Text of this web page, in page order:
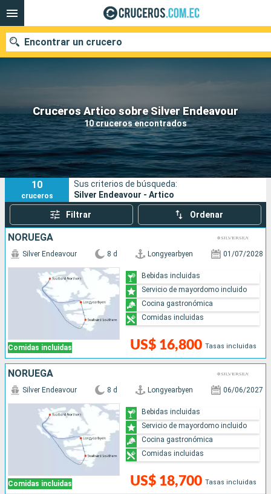
Cruceros Artico sobre Silver Endeavour
10 cruceros encontrados
Encontrar un crucero
Nuestros destinos
Fecha de salida
Puertos Compañías
Buscar
10
cruceros
Sus criterios de búsqueda:
Silver Endeavour - Artico
Filtrar Ordenar
NORUEGA
Comidas incluidas
Silver Endeavour 8 d Longyearbyen 01/07/2028
US$ 16,800 Tasas incluidas
Bebidas incluidas
Servicio de mayordomo incluido
Cocina gastronómica
Comidas incluidas
NORUEGA
Comidas incluidas
Silver Endeavour 8 d Longyearbyen 06/06/2027
US$ 18,700 Tasas incluidas
Bebidas incluidas
Servicio de mayordomo incluido
Cocina gastronómica
Comidas incluidas